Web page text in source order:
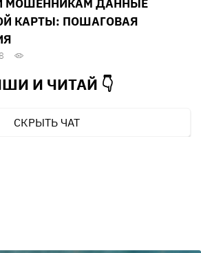
МОШЕННИКАМ ДАННЫЕ
КАРТЫ: ПОШАГОВАЯ
И ЧИТАЙ 👇
СКРЫТЬ ЧАТ